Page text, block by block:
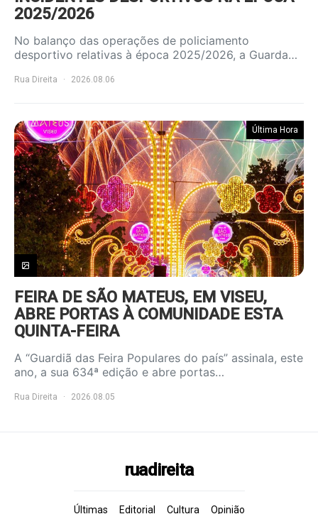
2025/2026
No balanço das operações de policiamento
desportivo relativas à época 2025/2026, a Guarda…
Rua Direita 2026.08.06
Última Hora
FEIRA DE SÃO MATEUS, EM VISEU,
ABRE PORTAS À COMUNIDADE ESTA
QUINTA-FEIRA
A “Guardiã das Feira Populares do país” assinala, este
ano, a sua 634ª edição e abre portas…
Rua Direita 2026.08.05
ruadireita
Últimas Editorial Cultura Opinião